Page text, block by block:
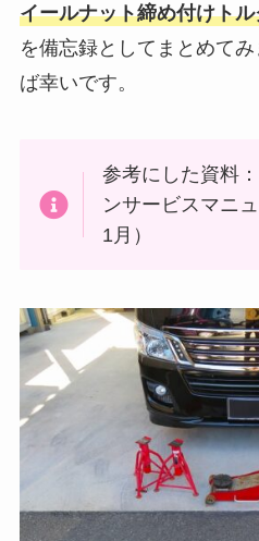
イールナット締め付けト
を備忘録としてまとめて
ば幸いです。
参考にした資料
ンサービスマニ
1月）